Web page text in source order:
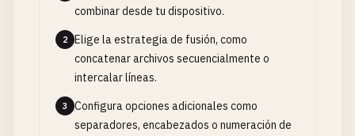
combinar desde tu dispositivo.
2
Elige la estrategia de fusión, como
concatenar archivos secuencialmente o
intercalar líneas.
3
Configura opciones adicionales como
separadores, encabezados o numeración de